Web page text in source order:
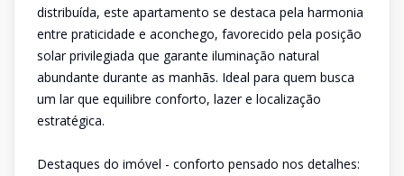
distribuída, este apartamento se destaca pela harmonia
entre praticidade e aconchego, favorecido pela posição
solar privilegiada que garante iluminação natural
abundante durante as manhãs. Ideal para quem busca
um lar que equilibre conforto, lazer e localização
estratégica.
Destaques do imóvel - conforto pensado nos detalhes: